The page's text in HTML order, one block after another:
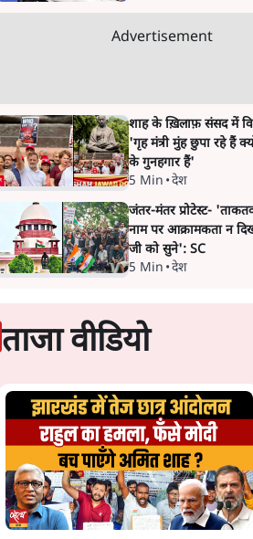
Why is Amit Shah
Hiding? जवाबदेही से बच
Advertisement
शाह के ख़िलाफ़ संसद में
'गृह मंत्री मुंह छुपा रहे हैं
के गुनहगार हैं'
5 Min •देश
जंतर-मंतर प्रोटेस्ट-
नाम पर आक्रामकता न
जी को सुने': SC
5 Min •देश
ताजा वीडियो